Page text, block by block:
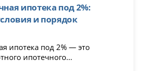
ипотека под 2%:
и порядок
ипотека под 2% — это
ипотечного...